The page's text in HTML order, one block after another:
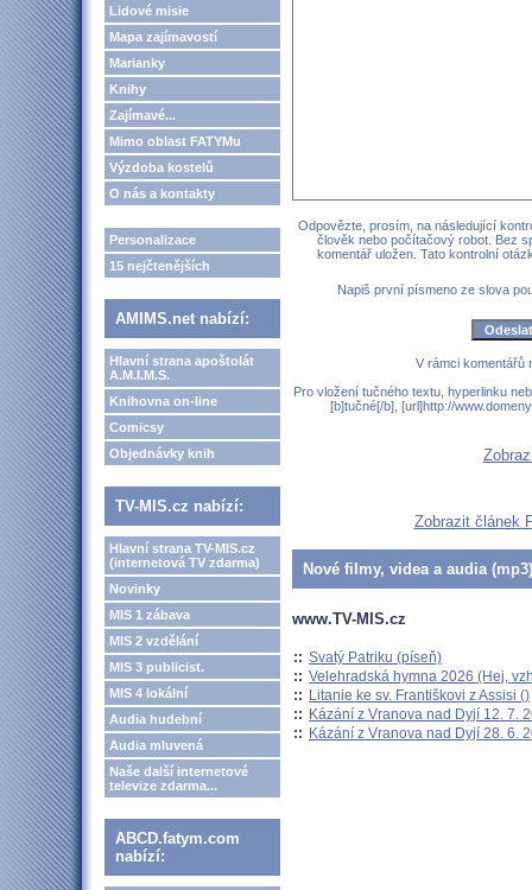
Lidové misie
Mapa zajímavostí
Marianky
Knihy
Zajímavé...
Mimo oblast FATYMu
Výzdoba kostelů
O nás a kontakty
Personalizace
15 nejčtenějších
AMIMS.net nabízí:
Hlavní strana apoštolát
A.M.I.M.S.
Knihovna on-line
Comicsy
Objednávky knih
TV-MIS.cz nabízí:
Hlavní strana TV-MIS.cz
(internetová TV zdarma)
Novinky
MIS 1 zábava
MIS 2 vzdělání
MIS 3 publicist.
MIS 4 lokální
Audia hudební
Audia mluvená
Naše další internetové
televize zdarma...
ABCD.fatym.com
nabízí:
Odpovězte, prosím, na následující
člověk nebo počítačový robot. Bez
komentář uložen. Tato kontrolní
Napiš první písmeno ze slova
V rámci komentářů
Pro vložení tučného textu, hyperlinku
[b]tučné[/b], [url]http://
Zobrazit článek
Nové filmy, videa a audia
www.TV-MIS.cz
:: Svatý Patriku (píseň)
:: Velehradská hymna 2026 (Hej,
:: Litanie ke sv. Františkovi z Assisi ()
:: Kázání z Vranova nad Dyjí 12. 7.
:: Kázání z Vranova nad Dyjí 28. 6.